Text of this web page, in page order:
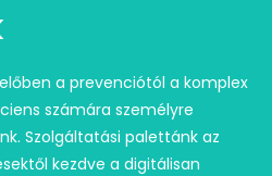
a prevenciótól a komplex
számára személyre
Szolgáltatási palettánk az
kezdve a digitálisan